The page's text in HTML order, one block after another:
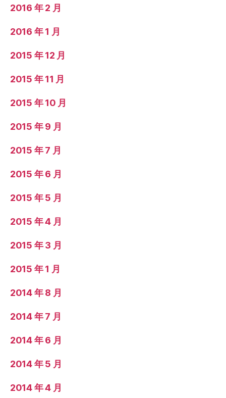
2016 年 2 月
2016 年 1 月
2015 年 12 月
2015 年 11 月
2015 年 10 月
2015 年 9 月
2015 年 7 月
2015 年 6 月
2015 年 5 月
2015 年 4 月
2015 年 3 月
2015 年 1 月
2014 年 8 月
2014 年 7 月
2014 年 6 月
2014 年 5 月
2014 年 4 月